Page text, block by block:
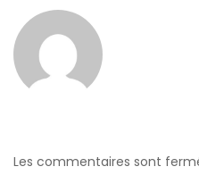
Les commentaires sont